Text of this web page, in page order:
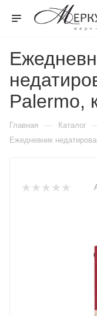
Palermo,
Главная — Каталог
Ежедневник